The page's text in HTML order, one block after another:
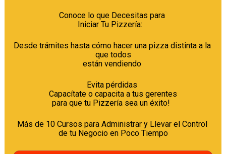
Conoce lo que Decesitas para
Iniciar Tu Pizzería:
Desde trámites hasta cómo hacer una pizza distinta a la
que todos
están vendiendo
Evita pérdidas
Capacítate o capacita a tus gerentes
para que tu Pizzería sea un éxito!
Más de 10 Cursos para Administrar y Llevar el Control
de tu Negocio en Poco Tiempo